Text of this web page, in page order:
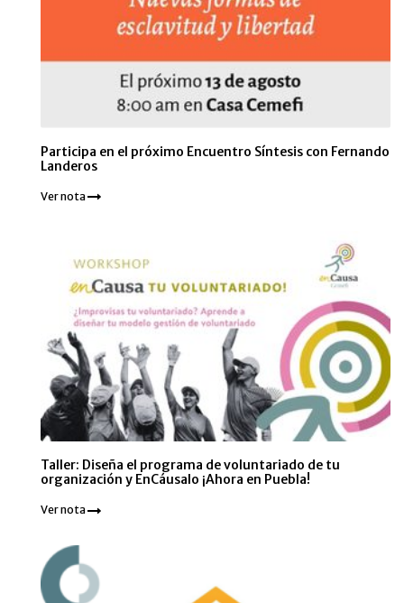
Participa en el próximo Encuentro Síntesis con Fernando
Landeros
Ver nota
Taller: Diseña el programa de voluntariado de tu
organización y EnCáusalo ¡Ahora en Puebla!
Ver nota